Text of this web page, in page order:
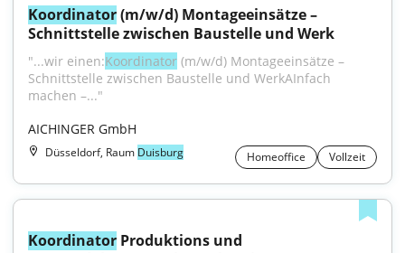
Koordinator (m/w/d) Montageeinsätze –
Schnittstelle zwischen Baustelle und Werk
"...wir einen:Koordinator (m/w/d) Montageeinsätze –
Schnittstelle zwischen Baustelle und WerkAInfach
machen –..."
AICHINGER GmbH
Düsseldorf, Raum Duisburg Homeoffice Vollzeit
Koordinator Produktions und